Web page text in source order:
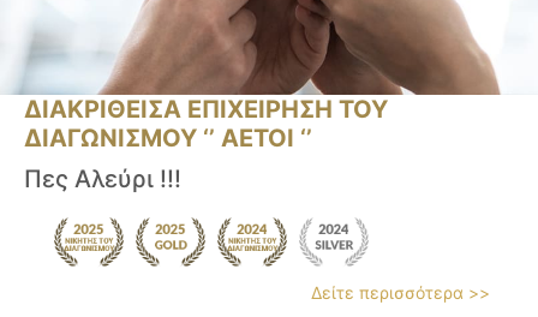
ΔΙΑΚΡΙΘΕΙΣΑ ΕΠΙΧΕΙΡΗΣΗ ΤΟΥ
ΔΙΑΓΩΝΙΣΜΟΥ ‘’ ΑΕΤΟΙ ‘’
Πες Αλεύρι !!!
Δείτε περισσότερα >>